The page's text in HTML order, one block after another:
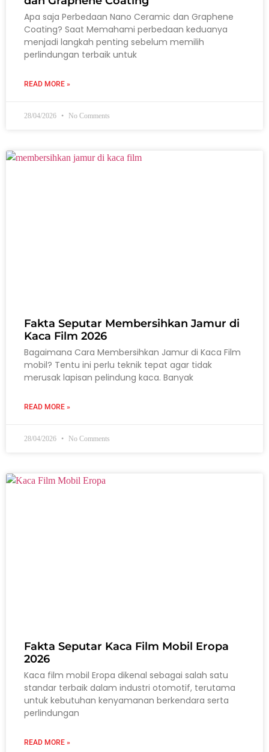
Apa saja Perbedaan Nano Ceramic dan Graphene
Coating? Saat Memahami perbedaan keduanya
menjadi langkah penting sebelum memilih
perlindungan terbaik untuk
READ MORE »
28/04/2026 No Comments
Fakta Seputar Membersihkan Jamur di
Kaca Film 2026
Bagaimana Cara Membersihkan Jamur di Kaca Film
mobil? Tentu ini perlu teknik tepat agar tidak
merusak lapisan pelindung kaca. Banyak
READ MORE »
28/04/2026 No Comments
Fakta Seputar Kaca Film Mobil Eropa
2026
Kaca film mobil Eropa dikenal sebagai salah satu
standar terbaik dalam industri otomotif, terutama
untuk kebutuhan kenyamanan berkendara serta
perlindungan
READ MORE »